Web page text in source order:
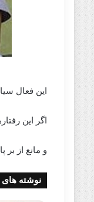
این فعال
اگر این
و مانع از بر
نوشته های